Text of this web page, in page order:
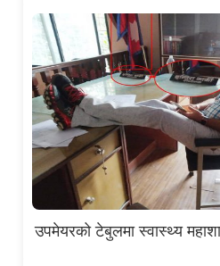
उपमेयरको टेबुलमा स्वास्थ्य